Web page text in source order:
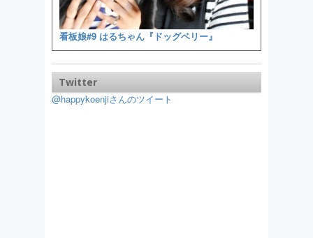
看板娘#9 はるちゃん『ドッグベリー』
Twitter
@happykoenjiさんのツイート